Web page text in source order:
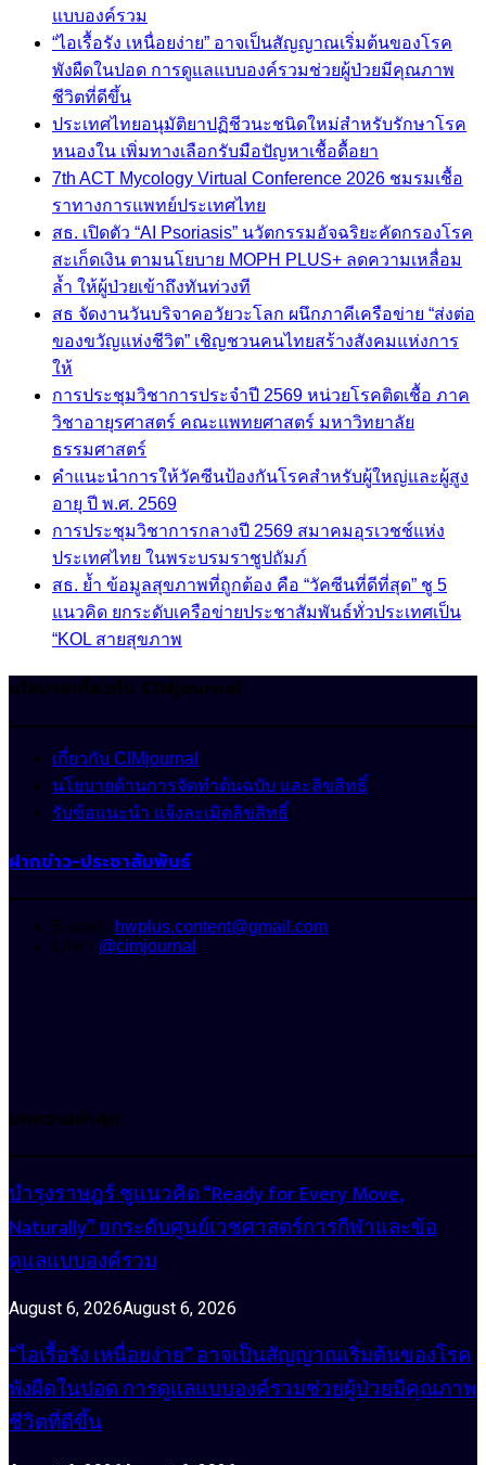
แบบองค์รวม
“ไอเรื้อรัง เหนื่อยง่าย” อาจเป็นสัญญาณเริ่มต้นของโรค
พังผืดในปอด การดูแลแบบองค์รวมช่วยผู้ป่วยมีคุณภาพ
ชีวิตที่ดีขึ้น
ประเทศไทยอนุมัติยาปฏิชีวนะชนิดใหม่สำหรับรักษาโรค
หนองใน เพิ่มทางเลือกรับมือปัญหาเชื้อดื้อยา
7th ACT Mycology Virtual Conference 2026 ชมรมเชื้อ
ราทางการแพทย์ประเทศไทย
สธ. เปิดตัว “AI Psoriasis” นวัตกรรมอัจฉริยะคัดกรองโรค
สะเก็ดเงิน ตามนโยบาย MOPH PLUS+ ลดความเหลื่อม
ล้ำ ให้ผู้ป่วยเข้าถึงทันท่วงที
สธ จัดงานวันบริจาคอวัยวะโลก ผนึกภาคีเครือข่าย “ส่งต่อ
ของขวัญแห่งชีวิต” เชิญชวนคนไทยสร้างสังคมแห่งการ
ให้
การประชุมวิชาการประจำปี 2569 หน่วยโรคติดเชื้อ ภาค
วิชาอายุรศาสตร์ คณะแพทยศาสตร์ มหาวิทยาลัย
ธรรมศาสตร์
คำแนะนำการให้วัคซีนป้องกันโรคสำหรับผู้ใหญ่และผู้สูง
อายุ ปี พ.ศ. 2569
การประชุมวิชาการกลางปี 2569 สมาคมอุรเวชช์แห่ง
ประเทศไทย ในพระบรมราชูปถัมภ์
สธ. ย้ำ ข้อมูลสุขภาพที่ถูกต้อง คือ “วัคซีนที่ดีที่สุด” ชู 5
แนวคิด ยกระดับเครือข่ายประชาสัมพันธ์ทั่วประเทศเป็น
“KOL สายสุขภาพ
นโยบายเกี่ยวกับ CIMjournal
เกี่ยวกับ CIMjournal
นโยบายด้านการจัดทำต้นฉบับ และลิขสิทธิ์
รับข้อแนะนำ แจ้งละเมิดลิขสิทธิ์
ฝากข่าว-ประชาสัมพันธ์
E-mail : hwplus.content@gmail.com
Line : @cimjournal
บทความล่าสุด
บำรุงราษฎร์ ชูแนวคิด “Ready for Every Move,
Naturally” ยกระดับศูนย์เวชศาสตร์การกีฬาและข้อ
ดูแลแบบองค์รวม
August 6, 2026August 6, 2026
“ไอเรื้อรัง เหนื่อยง่าย” อาจเป็นสัญญาณเริ่มต้นของโรค
พังผืดในปอด การดูแลแบบองค์รวมช่วยผู้ป่วยมีคุณภาพ
ชีวิตที่ดีขึ้น